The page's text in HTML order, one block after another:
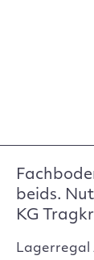
beids.
KG
Lagerregal